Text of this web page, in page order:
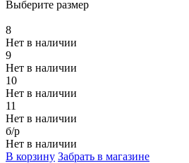
Выберите размер
8
Нет в наличии
9
Нет в наличии
10
Нет в наличии
11
Нет в наличии
б/р
Нет в наличии
В корзину Забрать в магазине